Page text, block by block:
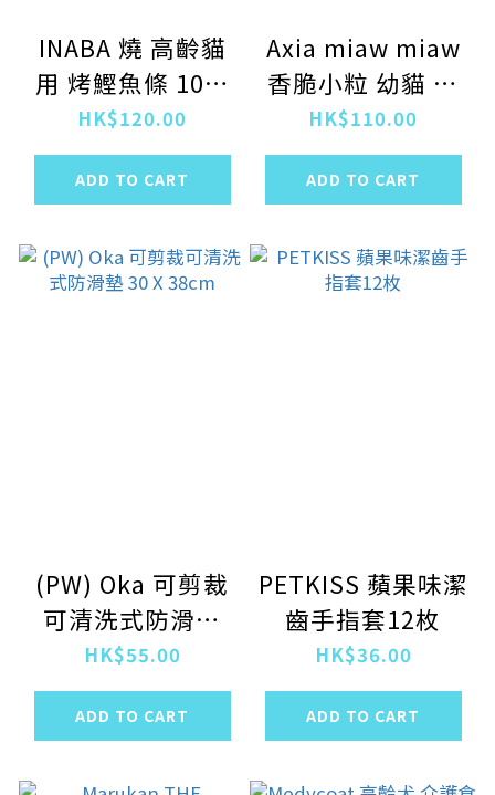
INABA 燒 高齡貓
用 烤鰹魚條 10本
入
HK$120.00
ADD TO CART
Axia miaw miaw
香脆小粒 幼貓 混
合魚味乾糧580g
HK$110.00
ADD TO CART
(PW) Oka 可剪裁
可清洗式防滑墊
30 X 38cm
HK$55.00
ADD TO CART
PETKISS 蘋果味潔
齒手指套12枚
HK$36.00
ADD TO CART